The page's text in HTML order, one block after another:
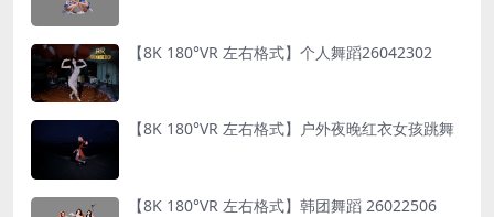
【8K 180°VR 左右格式】个人舞蹈26042302
【8K 180°VR 左右格式】户外夜晚红衣女孩跳舞
【8K 180°VR 左右格式】韩团舞蹈 26022506